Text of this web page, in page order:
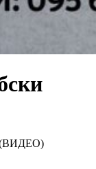
(ВИДЕО)